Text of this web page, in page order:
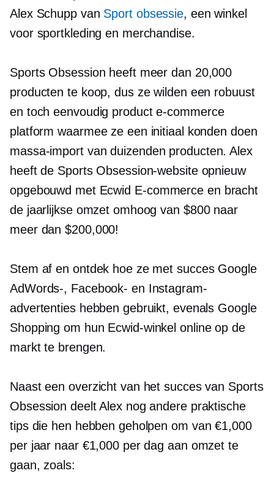
Alex Schupp van Sport obsessie, een winkel
voor sportkleding en merchandise.
Sports Obsession heeft meer dan 20,000
producten te koop, dus ze wilden een robuust
en toch eenvoudig producte-commerce
platform waarmee ze een initiaal konden doen
massa-importvan duizenden producten. Alex
heeft de Sports Obsession-website opnieuw
opgebouwd met Ecwid E-commerce en bracht
de jaarlijkse omzet omhoog van $800 naar
meer dan $200,000!
Stem af en ontdek hoe ze met succes Google
AdWords-, Facebook- en Instagram-
advertenties hebben gebruikt, evenals Google
Shopping om hun Ecwid-winkel online op de
markt te brengen.
Naast een overzicht van het succes van Sports
Obsession deelt Alex nog andere praktische
tips die hen hebben geholpen om van €1,000
per jaar naar €1,000 per dag aan omzet te
gaan, zoals: